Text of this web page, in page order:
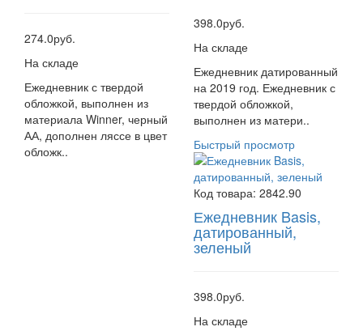
274.0руб.
На складе
Ежедневник с твердой
обложкой, выполнен из
материала Winner, черный
АА, дополнен ляссе в цвет
обложк..
398.0руб.
На складе
Ежедневник датированный
на 2019 год. Ежедневник с
твердой обложкой,
выполнен из матери..
Быстрый просмотр
Код товара: 2842.90
Ежедневник Basis,
датированный,
зеленый
398.0руб.
На складе